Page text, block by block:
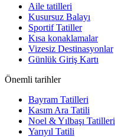
Aile tatilleri
Kusursuz Balayı
Sportif Tatiller
Kısa konaklamalar
Vizesiz Destinasyonlar
Günlük Giriş Kartı
Önemli tarihler
Bayram Tatilleri
Kasım Ara Tatili
Noel & Yılbaşı Tatilleri
Yarıyıl Tatili